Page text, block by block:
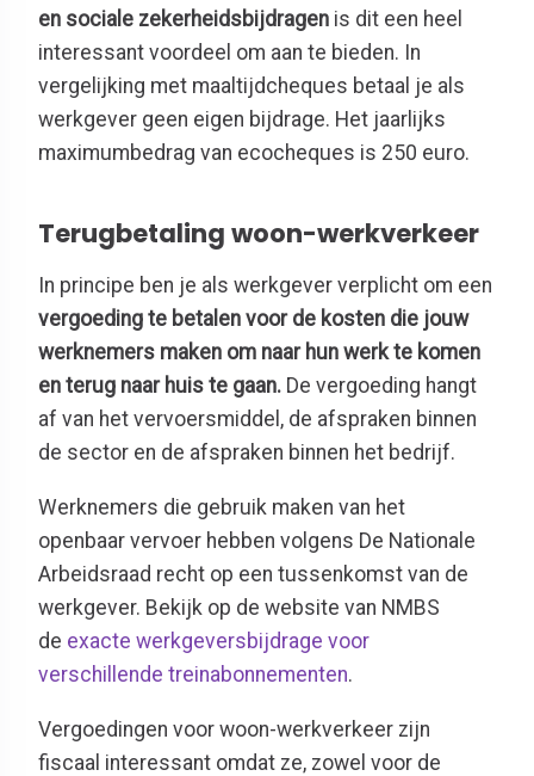
en sociale zekerheidsbijdragen is dit een heel
interessant voordeel om aan te bieden. In
vergelijking met maaltijdcheques betaal je als
werkgever geen eigen bijdrage. Het jaarlijks
maximumbedrag van ecocheques is 250 euro.
Terugbetaling woon-werkverkeer
In principe ben je als werkgever verplicht om een
vergoeding te betalen voor de kosten die jouw
werknemers maken om naar hun werk te komen
en terug naar huis te gaan. De vergoeding hangt
af van het vervoersmiddel, de afspraken binnen
de sector en de afspraken binnen het bedrijf.
Werknemers die gebruik maken van het
openbaar vervoer hebben volgens De Nationale
Arbeidsraad recht op een tussenkomst van de
werkgever. Bekijk op de website van NMBS
de exacte werkgeversbijdrage voor
verschillende treinabonnementen.
Vergoedingen voor woon-werkverkeer zijn
fiscaal interessant omdat ze, zowel voor de